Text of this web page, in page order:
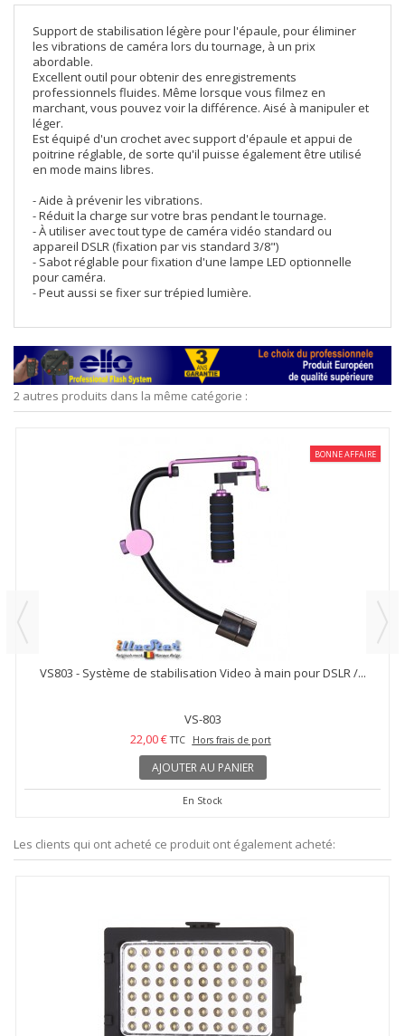
Support de stabilisation légère pour l'épaule, pour éliminer
les vibrations de caméra lors du tournage, à un prix
abordable.
Excellent outil pour obtenir des enregistrements
professionnels fluides. Même lorsque vous filmez en
marchant, vous pouvez voir la différence. Aisé à manipuler et
léger.
Est équipé d'un crochet avec support d'épaule et appui de
poitrine réglable, de sorte qu'il puisse également être utilisé
en mode mains libres.
- Aide à prévenir les vibrations.
- Réduit la charge sur votre bras pendant le tournage.
- À utiliser avec tout type de caméra vidéo standard ou
appareil DSLR (fixation par vis standard 3/8")
- Sabot réglable pour fixation d'une lampe LED optionnelle
pour caméra.
- Peut aussi se fixer sur trépied lumière.
2 autres produits dans la même catégorie :
BONNE AFFAIRE
VS803 - Système de stabilisation Video à main pour DSLR /...
VS-803
22,00 € TTC Hors frais de port
AJOUTER AU PANIER
En Stock
Les clients qui ont acheté ce produit ont également acheté: